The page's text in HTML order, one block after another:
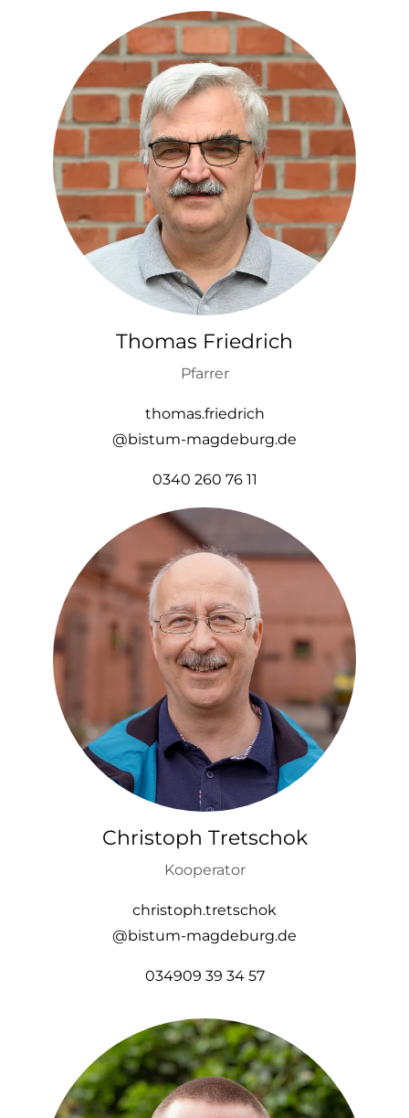
Thomas Friedrich
Pfarrer
thomas.friedrich
@bistum-magdeburg.de
0340 260 76 11
Christoph Tretschok
Kooperator
christoph.tretschok
@bistum-magdeburg.de
034909 39 34 57